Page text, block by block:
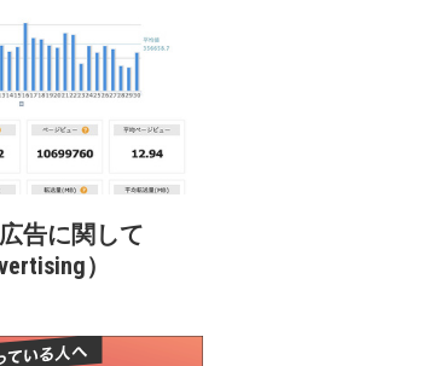
広告に関して
）